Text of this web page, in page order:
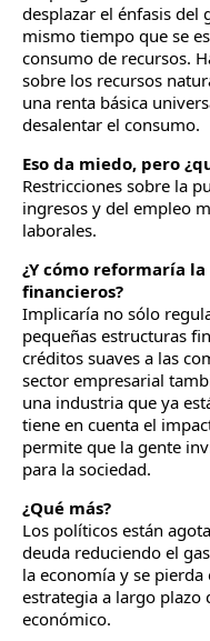
desplazar el énfasis del
mismo tiempo que se
consumo de recursos.
sobre los recursos
una renta básica
desalentar el consumo.
Eso da miedo, pero
Restricciones sobre la
ingresos y del empleo
laborales.
¿Y cómo reformaría
financieros?
Implicaría no sólo
pequeñas estructuras
créditos suaves a las
sector empresarial
una industria que ya
tiene en cuenta el
permite que la gente
para la sociedad.
¿Qué más?
Los políticos están
deuda reduciendo el
la economía y se
estrategia a largo
económico.